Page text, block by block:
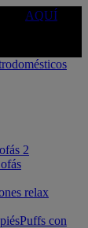
AQUÍ
2
relax
Puffs con